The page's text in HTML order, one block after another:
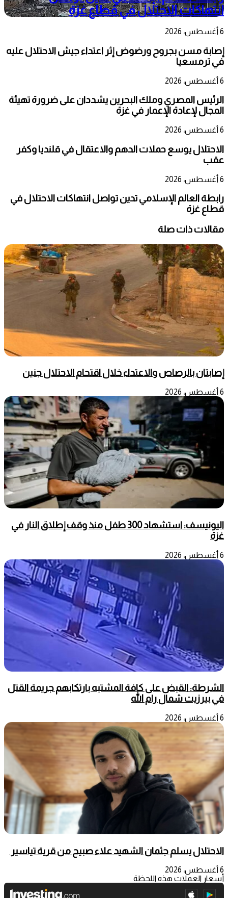
انتهاكات الاحتلال في قطاع غزة
6 أغسطس، 2026
إصابة مسن بجروح ورضوض إثر اعتداء جيش الاحتلال عليه
في ترمسعيا
6 أغسطس، 2026
الرئيس المصري وملك البحرين يشددان على ضرورة تهيئة
المجال لإعادة الإعمار في غزة
6 أغسطس، 2026
الاحتلال يوسع حملات الدهم والاعتقال في قلنديا وكفر
عقب
6 أغسطس، 2026
رابطة العالم الإسلامي تدين تواصل انتهاكات الاحتلال في
قطاع غزة
مقالات ذات صلة
إصابتان بالرصاص والاعتداء خلال اقتحام الاحتلال جنين
6 أغسطس، 2026
اليونيسف: استشهاد 300 طفل منذ وقف إطلاق النار في
غزة
6 أغسطس، 2026
الشرطة: القبض على كافة المشتبه بارتكابهم جريمة القتل
في بيرزيت شمال رام الله
6 أغسطس، 2026
الاحتلال يسلم جثمان الشهيد علاء صبيح من قرية تياسير
6 أغسطس، 2026
أسعار العملات هذه اللحظة